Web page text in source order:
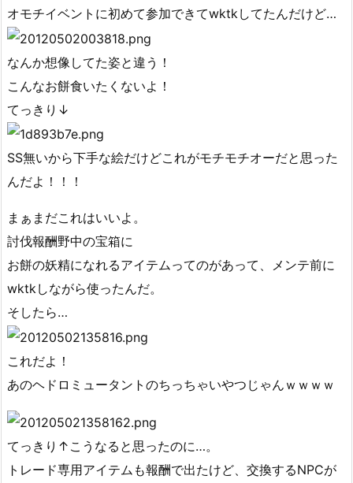
オモチイベントに初めて参加できてwktkしてたんだけど…
なんか想像してた姿と違う！
こんなお餅食いたくないよ！
てっきり↓
SS無いから下手な絵だけどこれがモチモチオーだと思った
んだよ！！！
まぁまだこれはいいよ。
討伐報酬野中の宝箱に
お餅の妖精になれるアイテムってのがあって、メンテ前に
wktkしながら使ったんだ。
そしたら…
これだよ！
あのヘドロミュータントのちっちゃいやつじゃんｗｗｗｗ
てっきり↑こうなると思ったのに…。
トレード専用アイテムも報酬で出たけど、交換するNPCが